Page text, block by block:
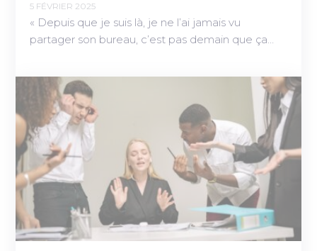
5 FÉVRIER 2025
« Depuis que je suis là, je ne l’ai jamais vu
partager son bureau, c’est pas demain que ça…